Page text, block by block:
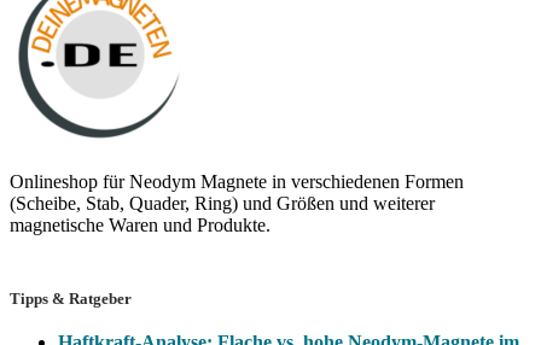
Onlineshop für Neodym Magnete in verschiedenen Formen
(Scheibe, Stab, Quader, Ring) und Größen und weiterer
magnetische Waren und Produkte.
Tipps & Ratgeber